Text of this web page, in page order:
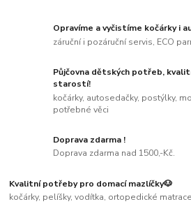
Opravíme a vyčistíme kočárky i
záruční i pozáruční servis, ECO
Půjčovna dětských potřeb,
starostí!
kočárky, autosedačky, postýlky,
potřebné věci
Doprava zdarma !
Doprava zdarma nad 1500,-Kč.
Kvalitní potřeby pro domací mazlíčky🐶
kočárky, pelíšky, vodítka, ortopedické